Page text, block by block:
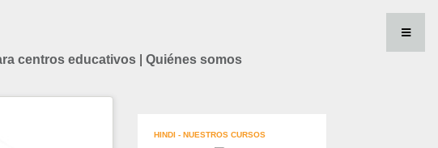
centros educativos Quiénes somos
HINDI - NUESTROS CURSOS